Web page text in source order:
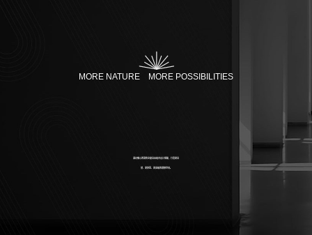
MORE NATURE MORE POSSIBILITIES
满足随心所欲的全屋自由组合设计搭配，打造更自
然、更舒适、更高级的理想空间。